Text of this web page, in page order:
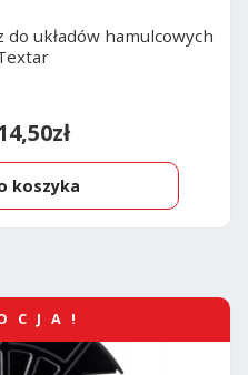
układów hamulcowych
zł
koszyka